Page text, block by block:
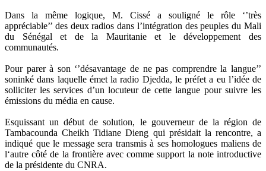
Dans la même logique, M. Cissé a souligné le rôle ‘’très
appréciable’’ des deux radios dans l’intégration des peuples du Mali
du Sénégal et de la Mauritanie et le développement des
communautés.
Pour parer à son ‘’désavantage de ne pas comprendre la langue’’
soninké dans laquelle émet la radio Djedda, le préfet a eu l’idée de
solliciter les services d’un locuteur de cette langue pour suivre les
émissions du média en cause.
Esquissant un début de solution, le gouverneur de la région de
Tambacounda Cheikh Tidiane Dieng qui présidait la rencontre, a
indiqué que le message sera transmis à ses homologues maliens de
l‘autre côté de la frontière avec comme support la note introductive
de la présidente du CNRA.